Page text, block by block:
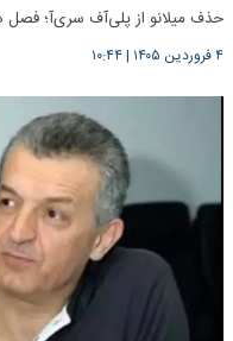
حذف میلانو از پلی‌آف سری‌آ؛ فصل
۴ فروردین ۱۴۰۵ |۱۰:۴۴